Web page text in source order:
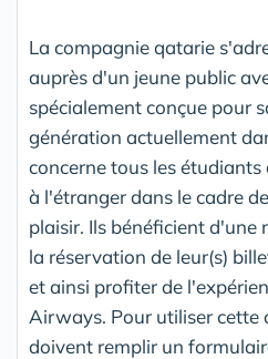
La compagnie qatarie
auprès d'un jeune public
spécialement conçue pour
génération actuellement
concerne tous les
à l'étranger dans le cadre
plaisir. Ils bénéficient d'une
la réservation de leur(s)
et ainsi profiter de
Airways. Pour utiliser cette
doivent remplir un